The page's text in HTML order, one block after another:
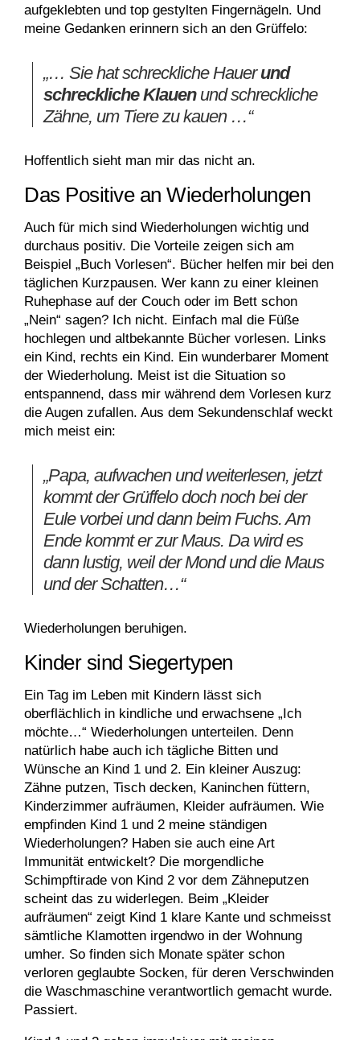
aufgeklebten und top gestylten Fingernägeln. Und
meine Gedanken erinnern sich an den Grüffelo:
„… Sie hat schreckliche Hauerund
schreckliche Klauenund schreckliche
Zähne, um Tiere zu kauen …“
Hoffentlich sieht man mir das nicht an.
Das Positive an Wiederholungen
Auch für mich sind Wiederholungen wichtig und
durchaus positiv. Die Vorteile zeigen sich am
Beispiel „Buch Vorlesen“. Bücher helfen mir bei den
täglichen Kurzpausen. Wer kann zu einer kleinen
Ruhephase auf der Couch oder im Bett schon
„Nein“ sagen? Ich nicht. Einfach mal die Füße
hochlegen und altbekannte Bücher vorlesen. Links
ein Kind, rechts ein Kind. Ein wunderbarer Moment
der Wiederholung. Meist ist die Situation so
entspannend, dass mir während dem Vorlesen kurz
die Augen zufallen. Aus dem Sekundenschlaf weckt
mich meist ein:
„Papa, aufwachen und weiterlesen, jetzt
kommt der Grüffelo doch noch bei der
Eule vorbei und dann beim Fuchs. Am
Ende kommt er zur Maus. Da wird es
dann lustig, weil der Mond und die Maus
und der Schatten…“
Wiederholungen beruhigen.
Kinder sind Siegertypen
Ein Tag im Leben mit Kindern lässt sich
oberflächlich in kindliche und erwachsene „Ich
möchte…“ Wiederholungen unterteilen. Denn
natürlich habe auch ich tägliche Bitten und
Wünsche an Kind 1 und 2. Ein kleiner Auszug:
Zähne putzen, Tisch decken, Kaninchen füttern,
Kinderzimmer aufräumen, Kleider aufräumen. Wie
empfinden Kind 1 und 2 meine ständigen
Wiederholungen? Haben sie auch eine Art
Immunität entwickelt? Die morgendliche
Schimpftirade von Kind 2 vor dem Zähneputzen
scheint das zu widerlegen. Beim „Kleider
aufräumen“ zeigt Kind 1 klare Kante und schmeisst
sämtliche Klamotten irgendwo in der Wohnung
umher. So finden sich Monate später schon
verloren geglaubte Socken, für deren Verschwinden
die Waschmaschine verantwortlich gemacht wurde.
Passiert.